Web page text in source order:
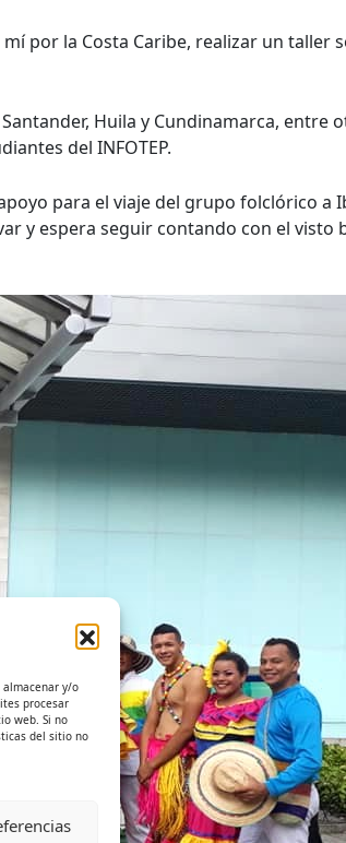
y/o
procesar
web. Si no
del sitio no
por la Costa Caribe, realizar un taller
Huila y Cundinamarca, entre
del INFOTEP.
para el viaje del grupo folclórico a
y espera seguir contando con el visto